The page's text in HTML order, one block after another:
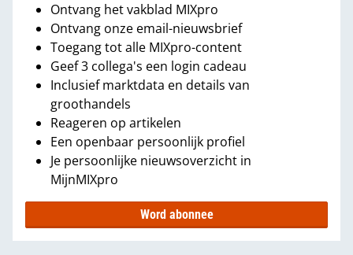
Ontvang het vakblad MIXpro
Ontvang onze email-nieuwsbrief
Toegang tot alle MIXpro-content
Geef 3 collega's een login cadeau
Inclusief marktdata en details van
groothandels
Reageren op artikelen
Een openbaar persoonlijk profiel
Je persoonlijke nieuwsoverzicht in
MijnMIXpro
Word abonnee